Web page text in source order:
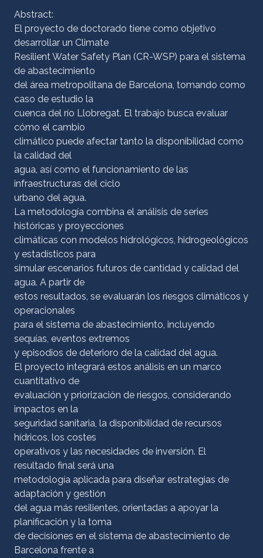
Abstract:
El proyecto de doctorado tiene como objetivo
desarrollar un Climate
Resilient Water Safety Plan (CR-WSP) para el sistema
de abastecimiento
del área metropolitana de Barcelona, tomando como
caso de estudio la
cuenca del río Llobregat. El trabajo busca evaluar
cómo el cambio
climático puede afectar tanto la disponibilidad como
la calidad del
agua, así como el funcionamiento de las
infraestructuras del ciclo
urbano del agua.
La metodología combina el análisis de series
históricas y proyecciones
climáticas con modelos hidrológicos, hidrogeológicos
y estadísticos para
simular escenarios futuros de cantidad y calidad del
agua. A partir de
estos resultados, se evaluarán los riesgos climáticos y
operacionales
para el sistema de abastecimiento, incluyendo
sequías, eventos extremos
y episodios de deterioro de la calidad del agua.
El proyecto integrará estos análisis en un marco
cuantitativo de
evaluación y priorización de riesgos, considerando
impactos en la
seguridad sanitaria, la disponibilidad de recursos
hídricos, los costes
operativos y las necesidades de inversión. El
resultado final será una
metodología aplicada para diseñar estrategias de
adaptación y gestión
del agua más resilientes, orientadas a apoyar la
planificación y la toma
de decisiones en el sistema de abastecimiento de
Barcelona frente a